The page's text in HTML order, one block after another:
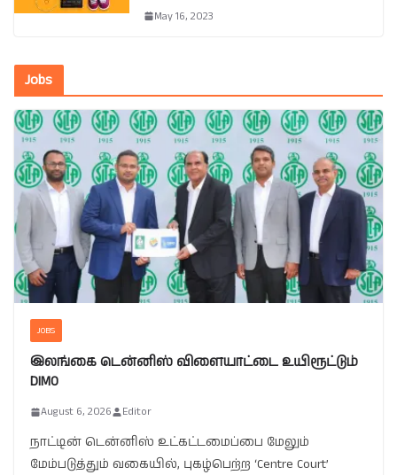
May 16, 2023
Jobs
JOBS
இலங்கை டென்னிஸ் விளையாட்டை உயிரூட்டும்
DIMO
August 6, 2026 Editor
நாட்டின் டென்னிஸ் உட்கட்டமைப்பை மேலும்
மேம்படுத்தும் வகையில், புகழ்பெற்ற ‘Centre Court’